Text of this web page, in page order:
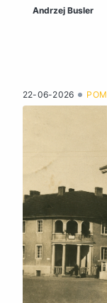
Andrzej Busler
22-06-2026